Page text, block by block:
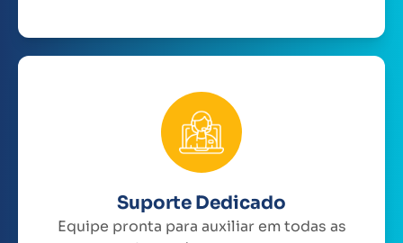
Suporte Dedicado
Equipe pronta para auxiliar em todas as